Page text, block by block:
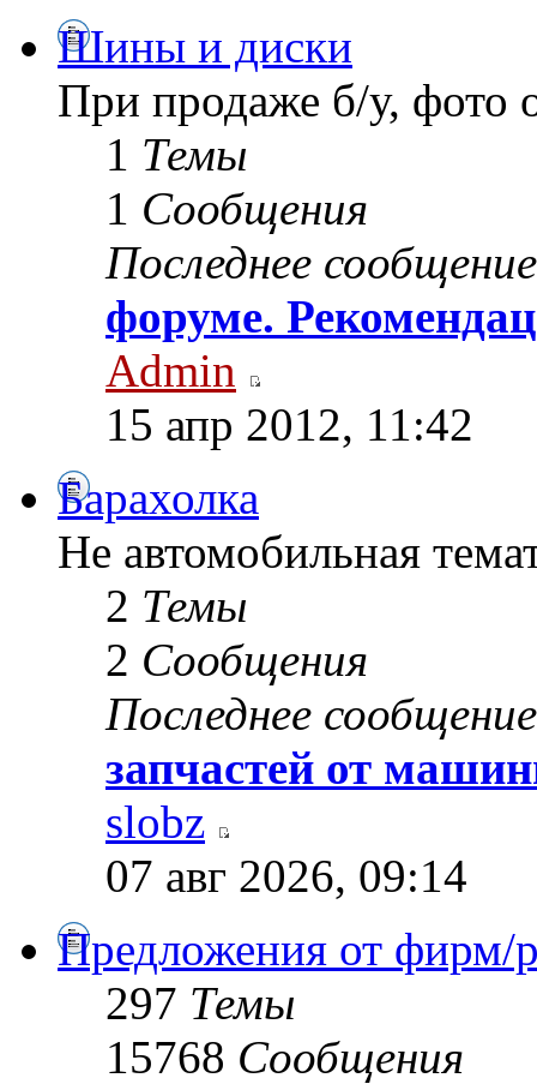
Шины и диски
При продаже б/у, фото
1 Темы
1 Сообщения
Последнее сообщение
форуме.
Admin
15 апр 2012, 11:42
Барахолка
Не автомобильная
2 Темы
2 Сообщения
Последнее сообщение
запчастей от
slobz
07 авг 2026, 09:14
Предложения от фирм/
297 Темы
15768 Сообщения